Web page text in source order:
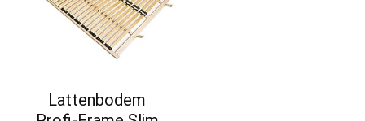
Lattenbodem